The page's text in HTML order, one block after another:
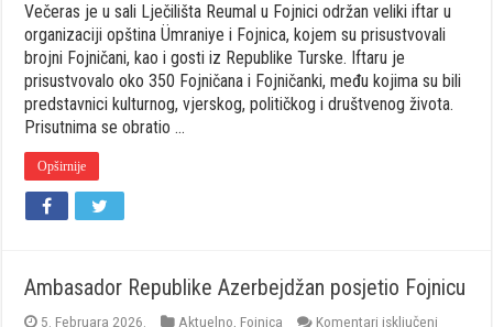
Večeras je u sali Lječilišta Reumal u Fojnici održan veliki iftar u
organizaciji opština Ümraniye i Fojnica, kojem su prisustvovali
brojni Fojničani, kao i gosti iz Republike Turske. Iftaru je
prisustvovalo oko 350 Fojničana i Fojničanki, među kojima su bili
predstavnici kulturnog, vjerskog, političkog i društvenog života.
Prisutnima se obratio …
Opširnije
Ambasador Republike Azerbejdžan posjetio Fojnicu
5. Februara 2026. Aktuelno, Fojnica Komentari isključeni